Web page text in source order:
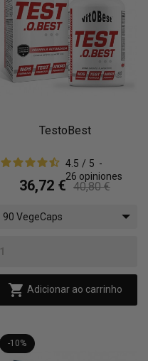
TestoBest
4.5 / 5 -
26 opiniones
36,72 € 40,80 €
90 VegeCaps
 Adicionar ao carrinho
-10%